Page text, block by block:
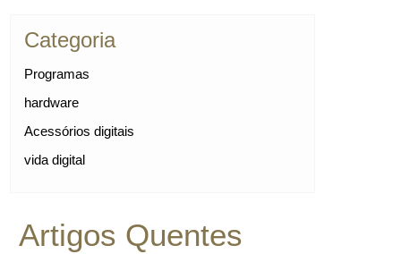
Categoria
Programas
hardware
Acessórios digitais
vida digital
Artigos Quentes